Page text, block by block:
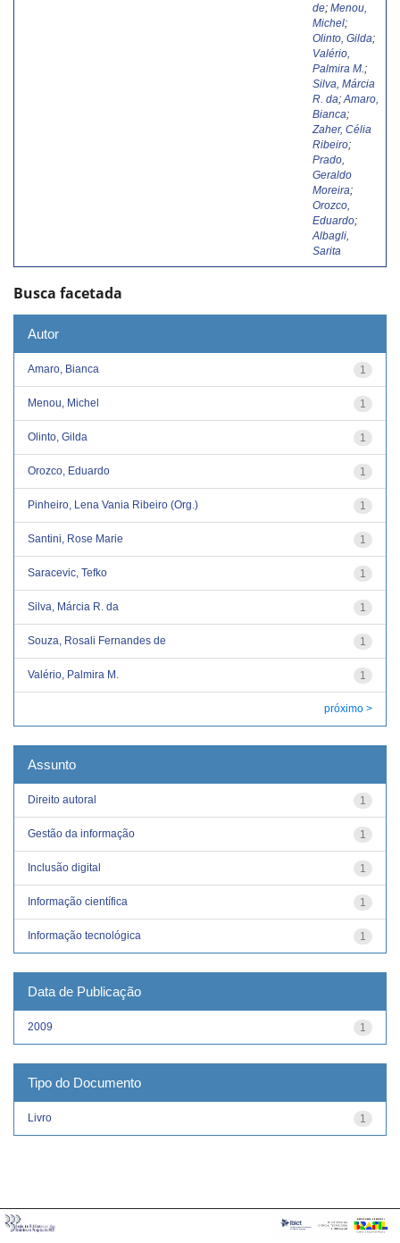
de; Menou,
Michel;
Olinto, Gilda;
Valério,
Palmira M. ;
Silva, Márcia
R. da; Amaro,
Bianca;
Zaher, Célia
Ribeiro;
Prado,
Geraldo
Moreira;
Orozco,
Eduardo;
Albagli,
Sarita
Busca facetada
Autor
1
Amaro, Bianca
1
Menou, Michel
1
Olinto, Gilda
1
Orozco, Eduardo
1
Pinheiro, Lena Vania Ribeiro (Org.)
1
Santini, Rose Marie
1
Saracevic, Tefko
1
Silva, Márcia R. da
1
Souza, Rosali Fernandes de
1
Valério, Palmira M.
próximo >
Assunto
1
Direito autoral
1
Gestão da informação
1
Inclusão digital
1
Informação científica
1
Informação tecnológica
Data de Publicação
1
2009
Tipo do Documento
1
Livro